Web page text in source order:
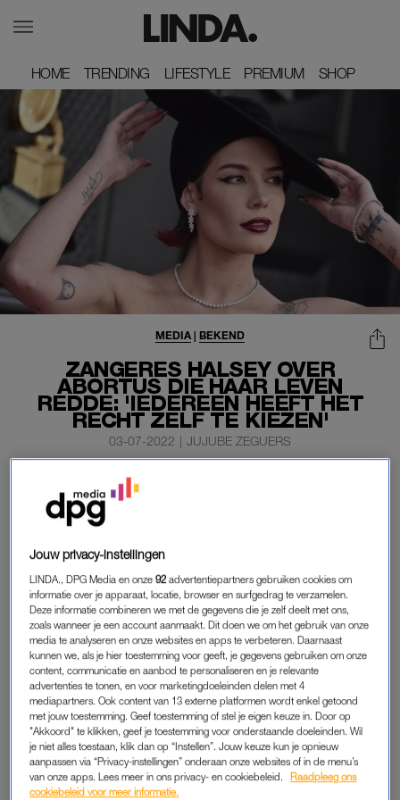
HOME
HOME TRENDING
TRENDING LIFESTYLE
LIFESTYLE PREMIUM
PREMIUM SHOP
SHOP
ZANGERES HALSEY OVER
ABORTUS DIE HAAR LEVEN
REDDE: 'IEDEREEN HEEFT HET
RECHT ZELF TE KIEZEN'
MEDIA | BEKEND
03-07-2022 | JUJUBE ZEGUERS
Halsey heeft in het verleden drie miskramen gehad. In
een geval moest de zangeres zelf de zwangerschap
afbreken, omdat ze het anders mogelijk niet zou
overleven, zo onthult Halsey in een essay dat ze schreef
De Amerikaanse schreef haar ervaringen op vanwegede
veelbesproken uitspraak van het Amerikaanse
Hooggerechtshof over de zaak Roe versus Wade.
HALSEY
‘Ik heb drie keer een miskraam gehad vóór mijn 24e
verjaardag. Het was een soort wrede ironie dat ik wel
makkelijk zwanger kon worden, maar de zwangerschap niet
kon volbrengen’, schrijft Halsey. Ze koos voor een abortus
Jouw privacy-instellingen
LINDA., DPG Media en onze92 advertentiepartners gebruiken cookies om
informatie over je apparaat, locatie, browser en surfgedrag te verzamelen.
Deze informatie combineren we met de gegevens die je zelf deelt met ons,
zoals wanneer je een account aanmaakt. Dit doen we om het gebruik van onze
media te analyseren en onze websites en apps te verbeteren. Daarnaast
kunnen we, als je hier toestemming voor geeft, je gegevens gebruiken om onze
content, communicatie en aanbod te personaliseren en je relevante
advertenties te tonen, en voor marketingdoeleinden delen met 4
mediapartners. Ook content van 13 externe platformen wordt enkel getoond
met jouw toestemming. Geef toestemming of stel je eigen keuze in. Door op
"Akkoord" te klikken, geef je toestemming voor onderstaande doeleinden. Wil
je niet alles toestaan, klik dan op “Instellen”. Jouw keuze kun je opnieuw
aanpassen via “Privacy-instellingen” onderaan onze websites of in de menu’s
van onze apps. Lees meer in ons privacy- en cookiebeleid.
Raadpleeg ons
cookiebeleid voor meer informatie.